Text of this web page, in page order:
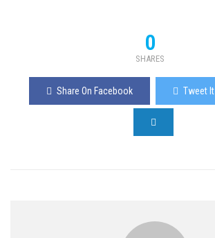
0
SHARES
Share On Facebook Tweet It